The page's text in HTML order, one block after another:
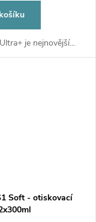
je nejnovější...
Soft - otiskovací